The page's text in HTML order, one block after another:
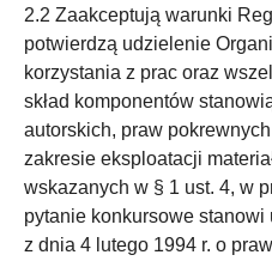
2.2 Zaakceptują warunki
potwierdzą udzielenie
korzystania z prac oraz
skład komponentów
autorskich, praw
zakresie eksploatacji
wskazanych w § 1 ust. 4, w
pytanie konkursowe
z dnia 4 lutego 1994 r. o